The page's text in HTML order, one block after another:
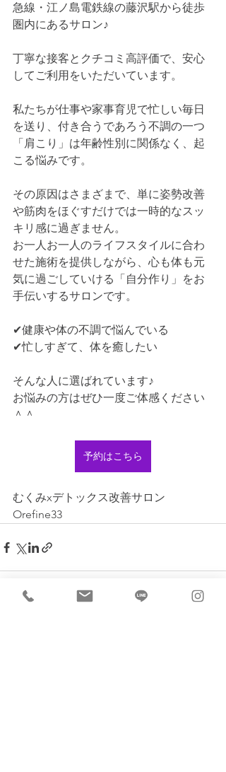
急線・江ノ島電鉄線の藤沢駅から徒歩
圏内にあるサロン♪
丁寧な接客とクチコミ高評価で、安心
してご利用をいただいています。
私たちが仕事や家事育児で忙しい毎日
を送り、付き合うであろう不調の一つ
「肩こり」は年齢性別に関係なく、起
こる悩みです。
その原因はさまざまで、単に姿勢改善
や筋肉をほぐすだけでは一時的なスッ
キリ感に過ぎません。
お一人お一人のライフスタイルに合わ
せた施術を提供しながら、心も体も元
気に過ごしていける「自分作り」をお
手伝いするサロンです。
✔︎健康や体の不調で悩んでいる
✔︎忙しすぎて、体を癒したい
そんな人に選ばれています♪
お悩みの方はぜひ一度ご体感ください
＾＾
予約はこちら
むくみxデトックス改善サロン
Orefine33